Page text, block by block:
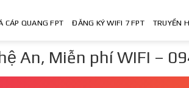
CÁP QUANG FPT ĐĂNG KÝ WIFI 7 FPT TRUYỀN
An, Miễn phí WIFI –